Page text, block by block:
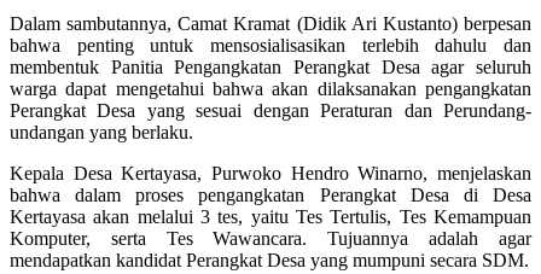
Dalam sambutannya, Camat Kramat (Didik Ari Kustanto) berpesan
bahwa penting untuk mensosialisasikan terlebih dahulu dan
membentuk Panitia Pengangkatan Perangkat Desa agar seluruh
warga dapat mengetahui bahwa akan dilaksanakan pengangkatan
Perangkat Desa yang sesuai dengan Peraturan dan Perundang-
undangan yang berlaku.
Kepala Desa Kertayasa, Purwoko Hendro Winarno, menjelaskan
bahwa dalam proses pengangkatan Perangkat Desa di Desa
Kertayasa akan melalui 3 tes, yaitu Tes Tertulis, Tes Kemampuan
Komputer, serta Tes Wawancara. Tujuannya adalah agar
mendapatkan kandidat Perangkat Desa yang mumpuni secara SDM.